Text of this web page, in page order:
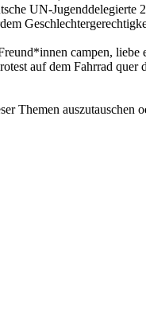
UN-Jugenddelegierte
campen,
auf dem Fahrrad
Themen